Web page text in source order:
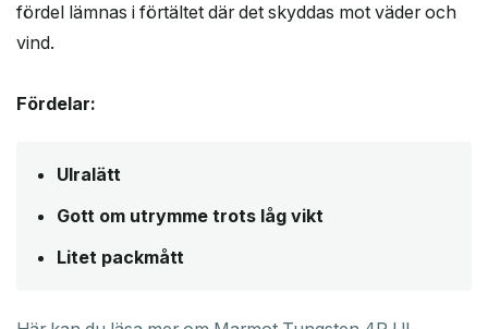
fördel lämnas i förtältet där det skyddas mot väder och
vind.
Fördelar:
Ulralätt
Gott om utrymme trots låg vikt
Litet packmått